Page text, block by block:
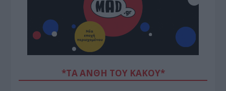
*ΤΑ ΆΝΘΗ ΤΟΥ ΚΑΚΟΎ*